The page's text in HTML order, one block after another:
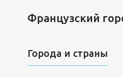
Французский
Города и страны